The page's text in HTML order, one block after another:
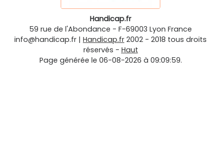
Handicap.fr
59 rue de l'Abondance - F-69003 Lyon France
info@handicap.fr | Handicap.fr 2002 - 2018 tous droits
réservés - Haut
Page générée le 06-08-2026 à 09:09:59.